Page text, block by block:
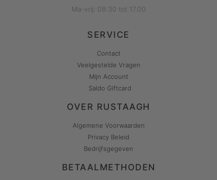
Ma-vrij: 08:30 tot 17.00
SERVICE
Contact
Veelgestelde Vragen
Mijn Account
Saldo Giftcard
OVER RUSTAAGH
Algemene Voorwaarden
Privacy Beleid
Bedrijfsgegeven
BETAALMETHODEN